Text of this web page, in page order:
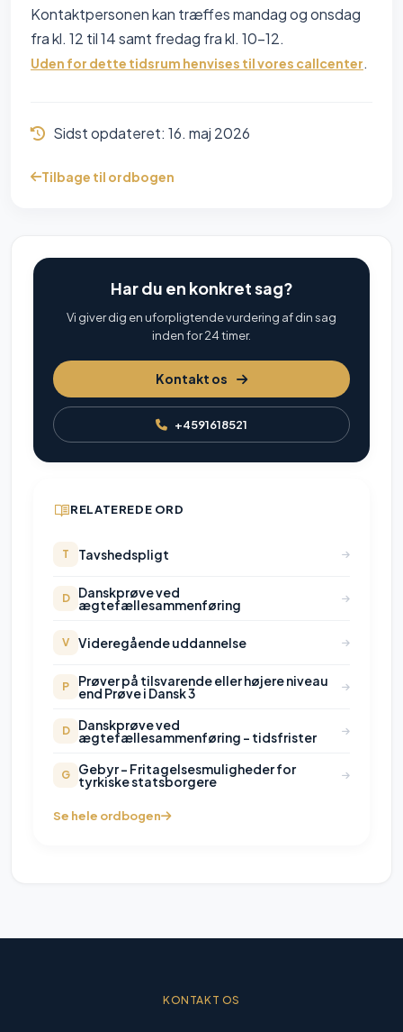
Kontaktpersonen kan træffes mandag og onsdag
fra kl. 12 til 14 samt fredag fra kl. 10-12.
Uden for dette tidsrum henvises til vores callcenter.
Sidst opdateret: 16. maj 2026
Tilbage til ordbogen
Har du en konkret sag?
Vi giver dig en uforpligtende vurdering af din sag
inden for 24 timer.
Kontakt os
+4591618521
RELATEREDE ORD
T Tavshedspligt
D Danskprøve ved
ægtefællesammenføring
V Videregående uddannelse
P Prøver på tilsvarende eller højere niveau
end Prøve i Dansk 3
D Danskprøve ved
ægtefællesammenføring - tidsfrister
G Gebyr - Fritagelsesmuligheder for
tyrkiske statsborgere
Se hele ordbogen
KONTAKT OS